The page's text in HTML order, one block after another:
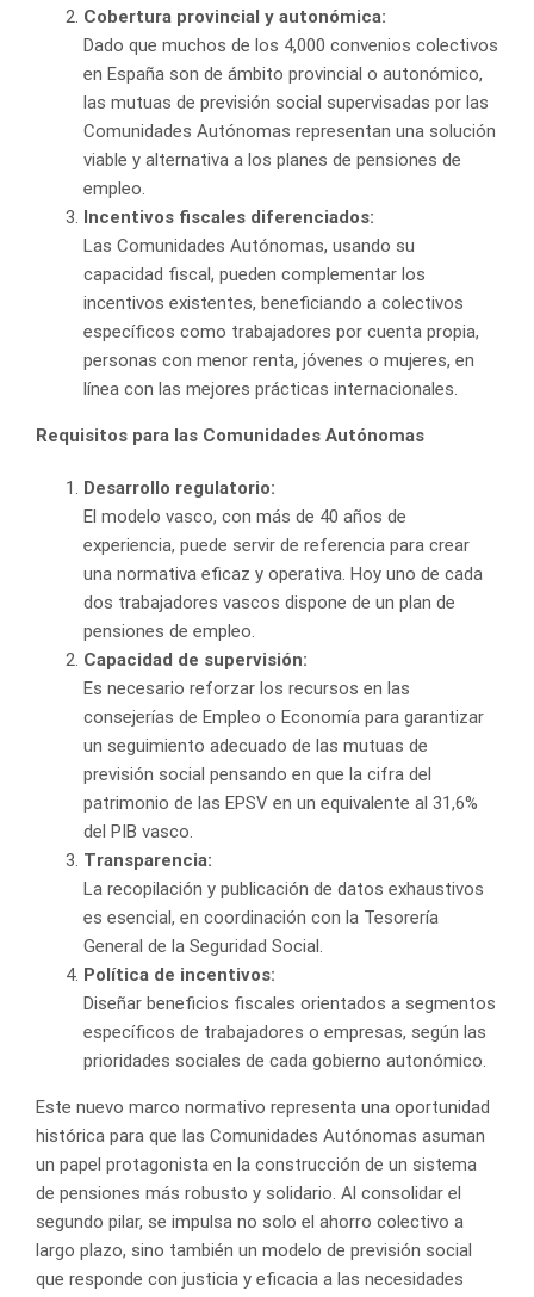
Cobertura provincial y autonómica:
Dado que muchos de los 4,000 convenios colectivos
en España son de ámbito provincial o autonómico,
las mutuas de previsión social supervisadas por las
Comunidades Autónomas representan una solución
viable y alternativa a los planes de pensiones de
empleo.
Incentivos fiscales diferenciados:
Las Comunidades Autónomas, usando su
capacidad fiscal, pueden complementar los
incentivos existentes, beneficiando a colectivos
específicos como trabajadores por cuenta propia,
personas con menor renta, jóvenes o mujeres, en
línea con las mejores prácticas internacionales.
Requisitos para las Comunidades Autónomas
Desarrollo regulatorio:
El modelo vasco, con más de 40 años de
experiencia, puede servir de referencia para crear
una normativa eficaz y operativa. Hoy uno de cada
dos trabajadores vascos dispone de un plan de
pensiones de empleo.
Capacidad de supervisión:
Es necesario reforzar los recursos en las
consejerías de Empleo o Economía para garantizar
un seguimiento adecuado de las mutuas de
previsión social pensando en que la cifra del
patrimonio de las EPSV en un equivalente al 31,6%
del PIB vasco.
Transparencia:
La recopilación y publicación de datos exhaustivos
es esencial, en coordinación con la Tesorería
General de la Seguridad Social.
Política de incentivos:
Diseñar beneficios fiscales orientados a segmentos
específicos de trabajadores o empresas, según las
prioridades sociales de cada gobierno autonómico.
Este nuevo marco normativo representa una oportunidad
histórica para que las Comunidades Autónomas asuman
un papel protagonista en la construcción de un sistema
de pensiones más robusto y solidario. Al consolidar el
segundo pilar, se impulsa no solo el ahorro colectivo a
largo plazo, sino también un modelo de previsión social
que responde con justicia y eficacia a las necesidades